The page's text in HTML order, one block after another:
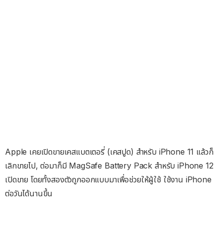
Apple เคยเปิดขายเคสแบตเตอรี่ (เคสปูด) สำหรับ iPhone 11 แล้วก็
เลิกขายไป, ต่อมาก็มี MagSafe Battery Pack สำหรับ iPhone 12
เปิดขาย โดยทั้งสองตัวถูกออกแบบมาเพื่อช่วยให้ผู้ใช้ ใช้งาน iPhone
ต่อวันได้นานขึ้น